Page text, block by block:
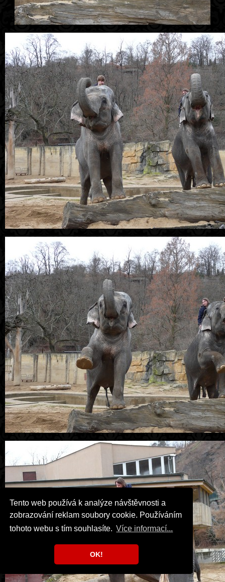
Tento web používá k analýze návštěvnosti a
zobrazování reklam soubory cookie. Používáním
tohoto webu s tím souhlasíte. Více informací...
OK!